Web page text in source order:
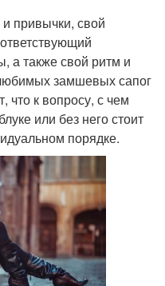
привычки, свой
а также свой ритм и
замшевых сапог
что к вопросу, с чем
или без него стоит
порядке.